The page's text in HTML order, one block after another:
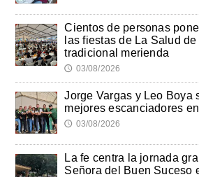
Cientos de personas
las fiestas de La Salud
tradicional merienda
🕔 03/08/2026
Jorge Vargas y Leo Boya
mejores escanciadores
🕔 03/08/2026
La fe centra la jornada
Señora del Buen Suceso